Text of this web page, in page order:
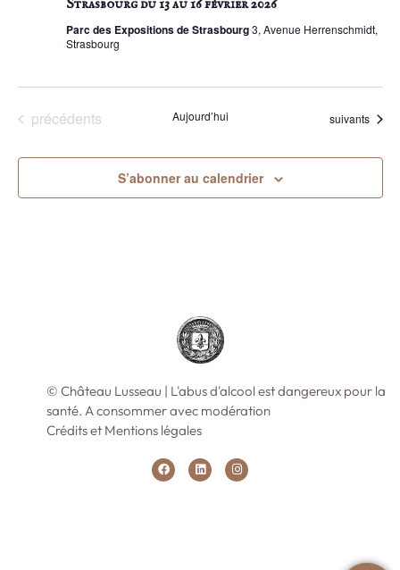
Strasbourg du 13 au 16 février 2026
Parc des Expositions de Strasbourg3, Avenue Herrenschmidt,
Strasbourg
Évènements
précédents Aujourd’hui Évènements
suivants
S’abonner au calendrier
© Château Lusseau | L'abus d'alcool est dangereux pour la
santé. A consommer avec modération
Crédits et Mentions légales